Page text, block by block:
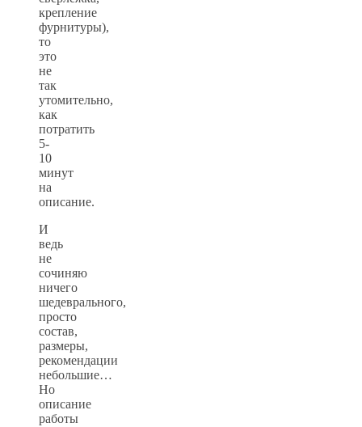
крепление
фурнитуры),
то
это
не
так
утомительно,
как
потратить
5-
10
минут
на
описание.
И
ведь
не
сочиняю
ничего
шедеврального,
просто
состав,
размеры,
рекомендации
небольшие…
Но
описание
работы